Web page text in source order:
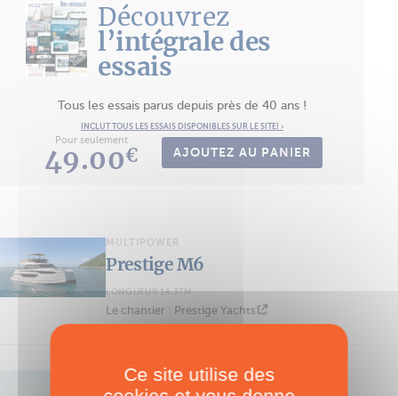
Découvrez
l’intégrale des
essais
Tous les essais parus depuis près de 40 ans !
INCLUT TOUS LES ESSAIS DISPONIBLES SUR LE SITE! ›
Pour seulement
49.00€ AJOUTEZ AU PANIER
MULTIPOWER
Prestige M6
LONGUEUR 14.37M
Le chantier : Prestige Yachts
MULTIPOWER
Ce site utilise des